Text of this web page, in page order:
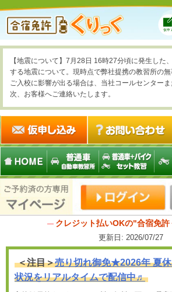
仮申
【地震について】7月28日 16時27分頃に発生した
する地震について。現時点で弊社提携の教習所の無
ご入校に影響が出る場合は、当社コールセンター
次、お客様へご連絡いたします。
クレジット払いOKの"合宿免
更新日: 2026/07/27
＜注目＞売り切れ御免★2026年 夏
状況をリアルタイムで配信中♬